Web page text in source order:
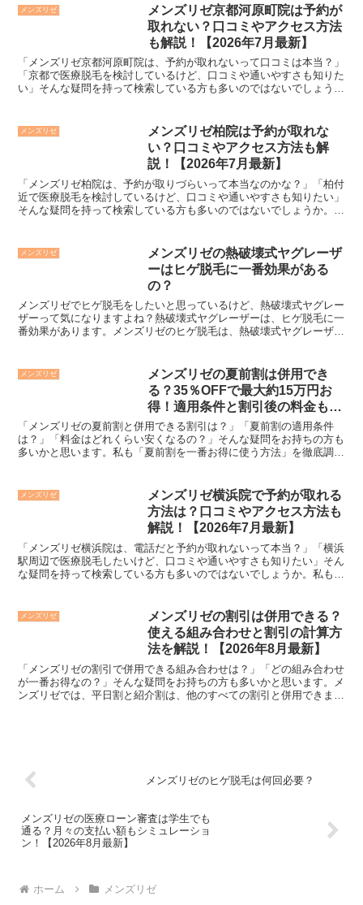
メンズリゼ
メンズリゼ京都河原町院は予約が
取れない？口コミやアクセス方法
も解説！【2026年7月最新】
「メンズリゼ京都河原町院は、予約が取れないって口コミは本当？」
「京都で医療脱毛を検討しているけど、口コミや通いやすさも知りた
い」そんな疑問を持って検索している方も多いのではないでしょう
メンズリゼ
メンズリゼ柏院は予約が取れな
い？口コミやアクセス方法も解
説！【2026年7月最新】
「メンズリゼ柏院は、予約が取りづらいって本当なのかな？」「柏付
近で医療脱毛を検討しているけど、口コミや通いやすさも知りたい」
そんな疑問を持って検索している方も多いのではないでしょうか。私
メンズリゼ
メンズリゼの熱破壊式ヤグレーザ
ーはヒゲ脱毛に一番効果がある
の？
メンズリゼでヒゲ脱毛をしたいと思っているけど、熱破壊式ヤグレー
ザーって気になりますよね？熱破壊式ヤグレーザーは、ヒゲ脱毛に一
番効果があります。メンズリゼのヒゲ脱毛は、熱破壊式ヤグレーザー
メンズリゼ
メンズリゼの夏前割は併用でき
る？35％OFFで最大約15万円お
得！適用条件と割引後の料金も解
説！【2026年5月で終了済】
「メンズリゼの夏前割と併用できる割引は？」「夏前割の適用条件
は？」「料金はどれくらい安くなるの？」そんな疑問をお持ちの方も
多いかと思います。私も「夏前割を一番お得に使う方法」を徹底調査
メンズリゼ
メンズリゼ横浜院で予約が取れる
方法は？口コミやアクセス方法も
解説！【2026年7月最新】
「メンズリゼ横浜院は、電話だと予約が取れないって本当？」「横浜
駅周辺で医療脱毛したいけど、口コミや通いやすさも知りたい」そん
な疑問を持って検索している方も多いのではないでしょうか。私もメ
メンズリゼ
メンズリゼの割引は併用できる？
使える組み合わせと割引の計算方
法を解説！【2026年8月最新】
「メンズリゼの割引で併用できる組み合わせは？」「どの組み合わせ
が一番お得なの？」そんな疑問をお持ちの方も多いかと思います。メ
ンズリゼでは、平日割と紹介割は、他のすべての割引と併用できま
メンズリゼのヒゲ脱毛は何回必要？
メンズリゼの医療ローン審査は学生でも
通る？月々の支払い額もシミュレーショ
ン！【2026年8月最新】
ホーム メンズリゼ